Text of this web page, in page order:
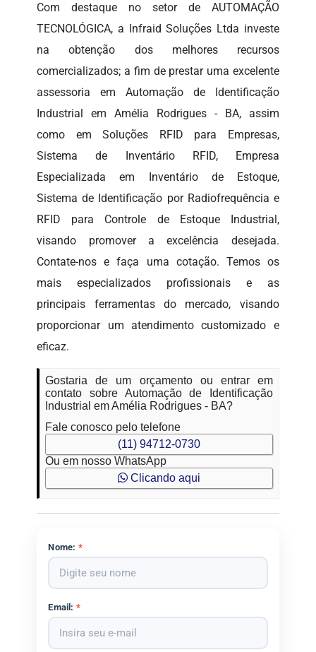
Com destaque no setor de AUTOMAÇÃO
TECNOLÓGICA, a Infraid Soluções Ltda investe
na obtenção dos melhores recursos
comercializados; a fim de prestar uma excelente
assessoria em Automação de Identificação
Industrial em Amélia Rodrigues - BA, assim
como em Soluções RFID para Empresas,
Sistema de Inventário RFID, Empresa
Especializada em Inventário de Estoque,
Sistema de Identificação por Radiofrequência e
RFID para Controle de Estoque Industrial,
visando promover a excelência desejada.
Contate-nos e faça uma cotação. Temos os
mais especializados profissionais e as
principais ferramentas do mercado, visando
proporcionar um atendimento customizado e
eficaz.
Gostaria de um orçamento ou entrar em
contato sobre Automação de Identificação
Industrial em Amélia Rodrigues - BA?
Fale conosco pelo telefone
(11) 94712-0730
Ou em nosso WhatsApp
Clicando aqui
Nome: *
Email: *